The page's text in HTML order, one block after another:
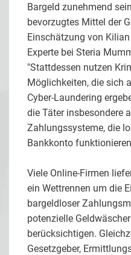
Bargeld zunehmend
bevorzugtes Mittel der
Einschätzung von
Experte bei Steria
"Stattdessen nutzen
Möglichkeiten, die sich
Cyber-Laundering
die Täter insbesondere
Zahlungssysteme, die
Bankkonto
Viele Online-Firmen
ein Wettrennen um die
bargeldloser
potenzielle
berücksichtigen.
Gesetzgeber,